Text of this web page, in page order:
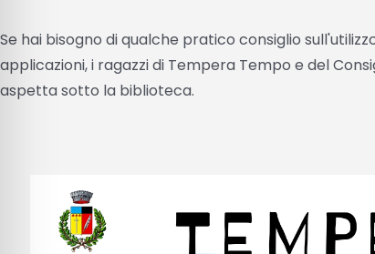
Se hai bisogno di qualche pratico consiglio
applicazioni, i ragazzi di Tempera Tempo e del
aspetta sotto la biblioteca.